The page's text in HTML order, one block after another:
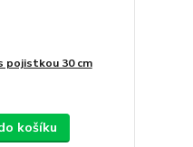
pojistkou 30 cm
košíku